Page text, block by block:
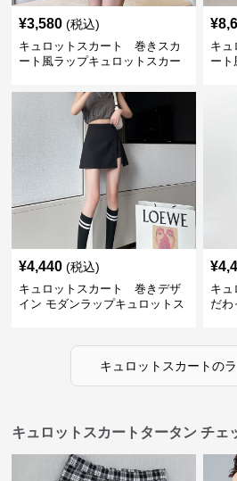
¥3,580 (税込)
キュロットスカート 巻きスカ
ート風ラップキュロットスカー
¥
キ
ート
¥4,440 (税込)
キュロットスカート 巻きデザ
イン モダンラップキュロットス
¥
キ
だわ
キュロットスカートの
キュロットスカートタータン チェ